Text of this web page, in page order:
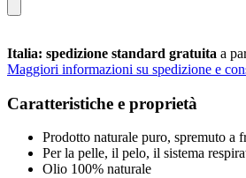
Italia: spedizione standard gratuita a
Maggiori informazioni su spedizione e
Caratteristiche e proprietà
Prodotto naturale puro, spremuto a
Per la pelle, il pelo, il sistema
Olio 100% naturale